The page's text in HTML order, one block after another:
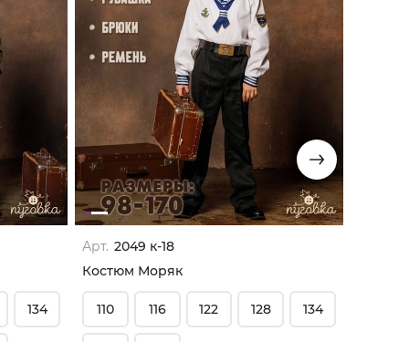
134
Арт. 2049 к-18
Костюм Моряк
110 116 122 128 134